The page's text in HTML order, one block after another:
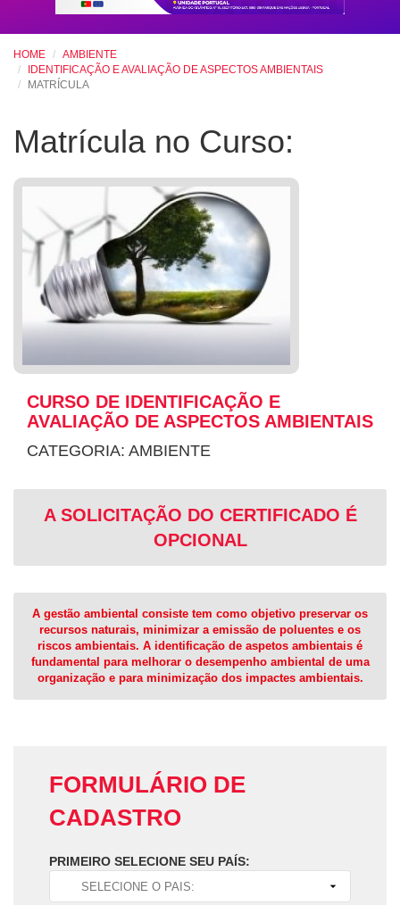
HOME
AMBIENTE
IDENTIFICAÇÃO E AVALIAÇÃO DE ASPECTOS AMBIENTAIS
MATRÍCULA
Matrícula no Curso:
CURSO DE IDENTIFICAÇÃO E
AVALIAÇÃO DE ASPECTOS AMBIENTAIS
CATEGORIA: AMBIENTE
A SOLICITAÇÃO DO CERTIFICADO É
OPCIONAL
A gestão ambiental consiste tem como objetivo preservar os
recursos naturais, minimizar a emissão de poluentes e os
riscos ambientais. A identificação de aspetos ambientais é
fundamental para melhorar o desempenho ambiental de uma
organização e para minimização dos impactes ambientais.
FORMULÁRIO DE
CADASTRO
PRIMEIRO SELECIONE SEU PAÍS: